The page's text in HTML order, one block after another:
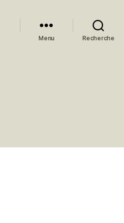
Menu Recherche